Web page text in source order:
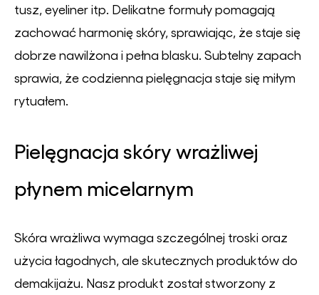
tusz, eyeliner itp. Delikatne formuły pomagają
zachować harmonię skóry, sprawiając, że staje się
dobrze nawilżona i pełna blasku. Subtelny zapach
sprawia, że codzienna pielęgnacja staje się miłym
rytuałem.
Pielęgnacja skóry wrażliwej
płynem micelarnym
Skóra wrażliwa wymaga szczególnej troski oraz
użycia łagodnych, ale skutecznych produktów do
demakijażu. Nasz produkt został stworzony z